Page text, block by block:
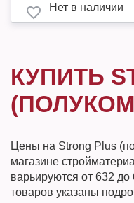
Нет в наличии
КУПИТЬ
Цены на Strong Plus
магазине
варьируются от 632
товаров указаны